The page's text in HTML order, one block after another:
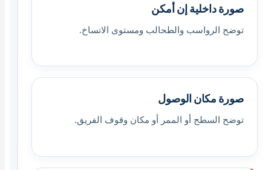
صورة داخلية إن أمكن
توضح الرواسب والطحالب ومستوى الاتساخ.
صورة مكان الوصول
توضح السطح أو الممر أو مكان وقوف الفريق.